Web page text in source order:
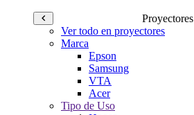
Proyectores
Ver todo en proyectores
Marca
Epson
Samsung
VTA
Acer
Tipo de Uso